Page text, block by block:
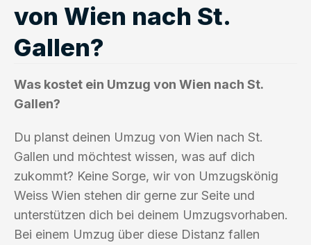
von Wien nach St.
Gallen?
Was kostet ein Umzug von Wien nach St.
Gallen?
Du planst deinen Umzug von Wien nach St.
Gallen und möchtest wissen, was auf dich
zukommt? Keine Sorge, wir von Umzugskönig
Weiss Wien stehen dir gerne zur Seite und
unterstützen dich bei deinem Umzugsvorhaben.
Bei einem Umzug über diese Distanz fallen